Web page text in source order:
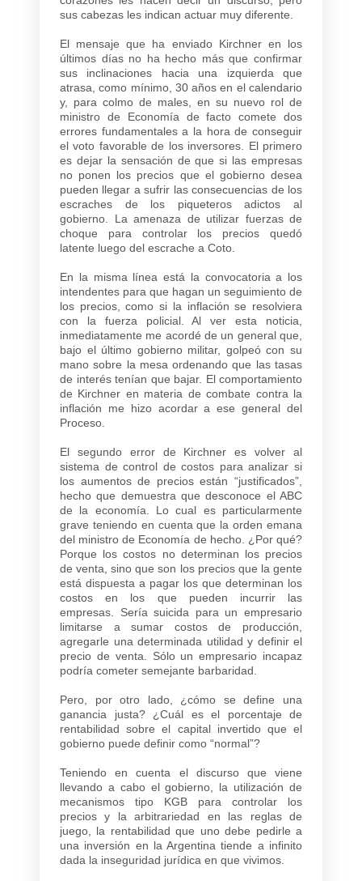
sus cabezas les indican actuar muy diferente.
El mensaje que ha enviado Kirchner en los
últimos días no ha hecho más que confirmar
sus inclinaciones hacia una izquierda que
atrasa, como mínimo, 30 años en el calendario
y, para colmo de males, en su nuevo rol de
ministro de Economía de facto comete dos
errores fundamentales a la hora de conseguir
el voto favorable de los inversores. El primero
es dejar la sensación de que si las empresas
no ponen los precios que el gobierno desea
pueden llegar a sufrir las consecuencias de los
escraches de los piqueteros adictos al
gobierno. La amenaza de utilizar fuerzas de
choque para controlar los precios quedó
latente luego del escrache a Coto.
En la misma línea está la convocatoria a los
intendentes para que hagan un seguimiento de
los precios, como si la inflación se resolviera
con la fuerza policial. Al ver esta noticia,
inmediatamente me acordé de un general que,
bajo el último gobierno militar, golpeó con su
mano sobre la mesa ordenando que las tasas
de interés tenían que bajar. El comportamiento
de Kirchner en materia de combate contra la
inflación me hizo acordar a ese general del
Proceso.
El segundo error de Kirchner es volver al
sistema de control de costos para analizar si
los aumentos de precios están “justificados”,
hecho que demuestra que desconoce el ABC
de la economía. Lo cual es particularmente
grave teniendo en cuenta que la orden emana
del ministro de Economía de hecho. ¿Por qué?
Porque los costos no determinan los precios
de venta, sino que son los precios que la gente
está dispuesta a pagar los que determinan los
costos en los que pueden incurrir las
empresas. Sería suicida para un empresario
limitarse a sumar costos de producción,
agregarle una determinada utilidad y definir el
precio de venta. Sólo un empresario incapaz
podría cometer semejante barbaridad.
Pero, por otro lado, ¿cómo se define una
ganancia justa? ¿Cuál es el porcentaje de
rentabilidad sobre el capital invertido que el
gobierno puede definir como “normal”?
Teniendo en cuenta el discurso que viene
llevando a cabo el gobierno, la utilización de
mecanismos tipo KGB para controlar los
precios y la arbitrariedad en las reglas de
juego, la rentabilidad que uno debe pedirle a
una inversión en la Argentina tiende a infinito
dada la inseguridad jurídica en que vivimos.